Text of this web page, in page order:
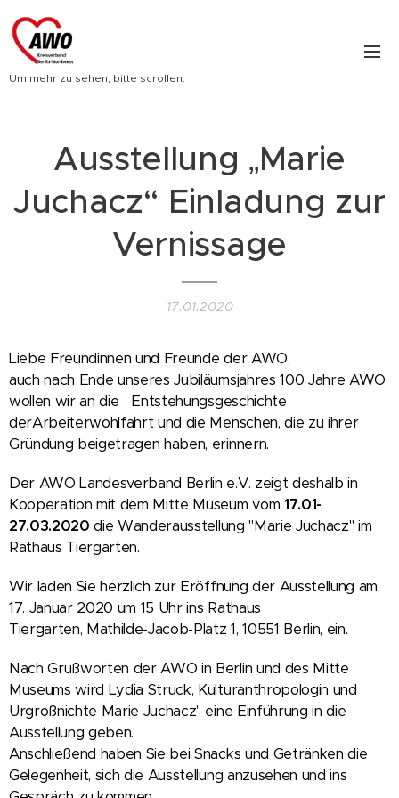
Um mehr zu sehen, bitte scrollen.
Ausstellung „Marie
Juchacz“ Einladung zur
Vernissage
17.01.2020
Liebe Freundinnen und Freunde der AWO,
auch nach Ende unseres Jubiläumsjahres 100 Jahre AWO
wollen wir an die Entstehungsgeschichte
derArbeiterwohlfahrt und die Menschen, die zu ihrer
Gründung beigetragen haben, erinnern.
Der AWO Landesverband Berlin e.V. zeigt deshalb in
Kooperation mit dem Mitte Museum vom 17.01-
27.03.2020 die Wanderausstellung "Marie Juchacz" im
Rathaus Tiergarten.
Wir laden Sie herzlich zur Eröffnung der Ausstellung am
17. Januar 2020 um 15 Uhr ins Rathaus
Tiergarten, Mathilde-Jacob-Platz 1, 10551 Berlin, ein.
Nach Grußworten der AWO in Berlin und des Mitte
Museums wird Lydia Struck, Kulturanthropologin und
Urgroßnichte Marie Juchacz', eine Einführung in die
Ausstellung geben.
Anschließend haben Sie bei Snacks und Getränken die
Gelegenheit, sich die Ausstellung anzusehen und ins